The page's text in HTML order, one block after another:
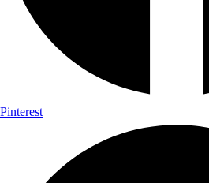
Pinterest